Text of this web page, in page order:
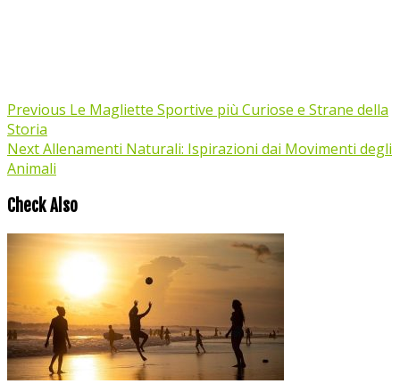
Previous Le Magliette Sportive più Curiose e Strane della
Storia
NextAllenamenti Naturali: Ispirazioni dai Movimenti degli
Animali
Check Also